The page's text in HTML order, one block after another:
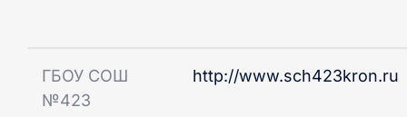
ГБОУ СОШ
№423
http://www.sch423kron.ru